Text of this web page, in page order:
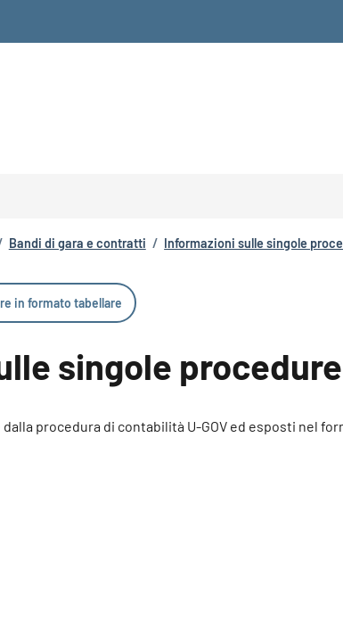
Bandi di gara e contratti / Informazioni sulle singole
in formato tabellare
singole procedure
procedura di contabilità U-GOV ed esposti nel